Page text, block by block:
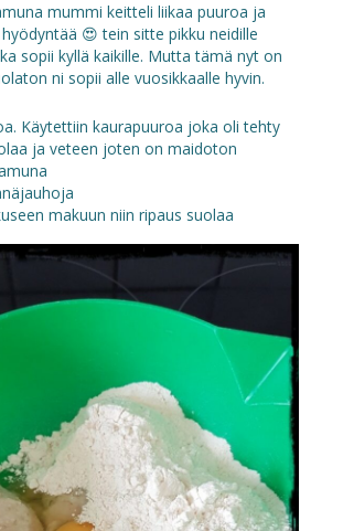
mummi keitteli liikaa puuroa ja
😍 tein sitte pikku neidille
sopii kyllä kaikille. Mutta tämä nyt on
ni sopii alle vuosikkaalle hyvin.
Käytettiin kaurapuuroa joka oli tehty
ja veteen joten on maidoton
makuun niin ripaus suolaa